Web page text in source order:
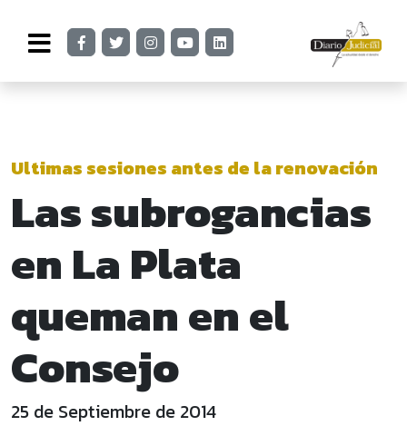
Ultimas sesiones antes de la renovación
Las subrogancias
en La Plata
queman en el
Consejo
25 de Septiembre de 2014